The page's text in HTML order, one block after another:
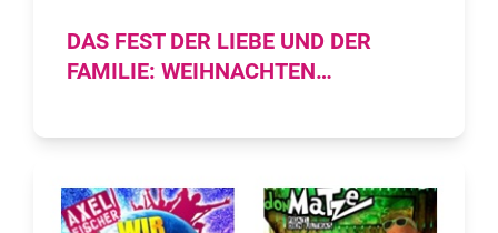
DAS FEST DER LIEBE UND DER
FAMILIE: WEIHNACHTEN…